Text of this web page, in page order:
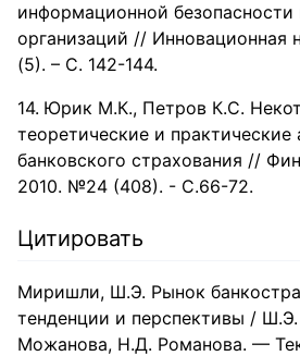
информационной безопасности
организаций // Инновационная
(5). – С. 142-144.
Юрик М.К., Петров К.С.
теоретические и практические
банковского страхования //
2010. №24 (408). - С.66-72.
Цитировать
Миришли, Ш.Э. Рынок
тенденции и перспективы /
Можанова, Н.Д. Романова. —